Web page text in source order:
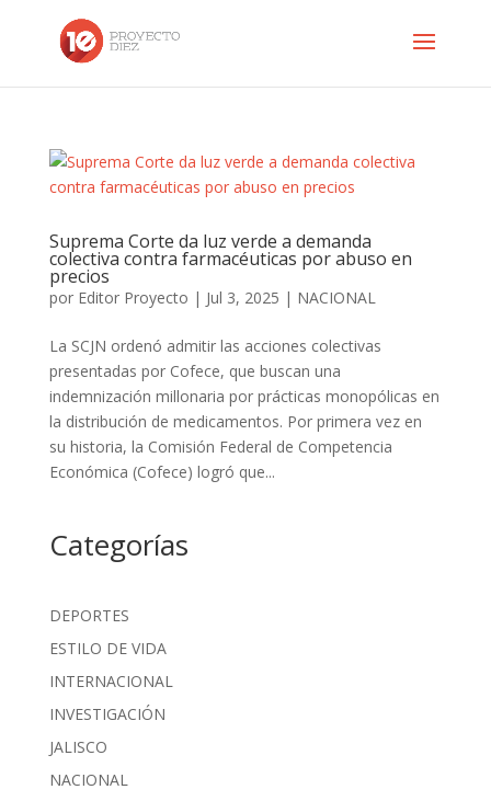
Suprema Corte da luz verde a demanda
colectiva contra farmacéuticas por abuso en
precios
por Editor Proyecto | Jul 3, 2025 | NACIONAL
La SCJN ordenó admitir las acciones colectivas
presentadas por Cofece, que buscan una
indemnización millonaria por prácticas monopólicas en
la distribución de medicamentos. Por primera vez en
su historia, la Comisión Federal de Competencia
Económica (Cofece) logró que...
Categorías
DEPORTES
ESTILO DE VIDA
INTERNACIONAL
INVESTIGACIÓN
JALISCO
NACIONAL